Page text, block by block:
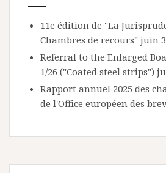
11e édition de "La
Chambres de recours" juin
Referral to the Enlarged
1/26 ("Coated steel strips")
Rapport annuel 2025 des
de l'Office européen des